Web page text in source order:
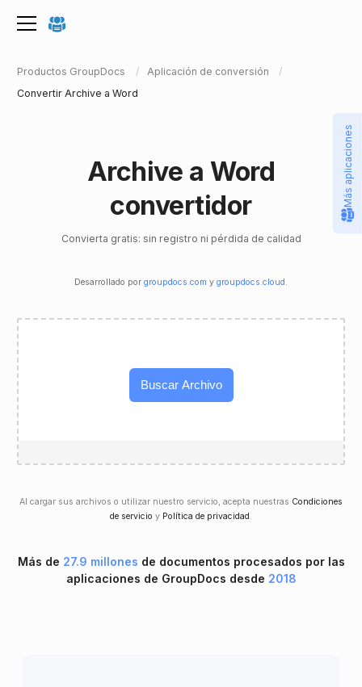
Productos GroupDocs
Aplicación de conversión
Convertir Archive a Word
Archive a Word
convertidor
Convierta gratis: sin registro ni pérdida de calidad
Desarrollado por groupdocs.com y groupdocs.cloud .
Buscar Archivo
Al cargar sus archivos o utilizar nuestro servicio, acepta nuestras Condiciones
de servicio y Política de privacidad.
Más de 27.9 millones de documentos procesados ​​por las
aplicaciones de GroupDocs desde 2018
Más aplicaciones